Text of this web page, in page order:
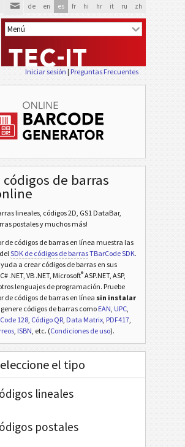
de en es fr hi hr it ru zh
Iniciar sesión | Preguntas Frecuentes
códigos de barras
lineales, códigos 2D, GS1 DataBar,
postales y muchos más!
de códigos de barras en línea muestra las
SDK de códigos de barrasTBarCode SDK.
a crear códigos de barras en sus
.NET, VB .NET, Microsoft®ASP.NET, ASP,
lenguajes de programación. Pruebe
de códigos de barras en línea sin instalar
códigos de barras como EAN, UPC,
Code 128, Código QR, Data Matrix, PDF417,
, ISBN, etc. (Condiciones de uso).
el tipo
lineales
postales